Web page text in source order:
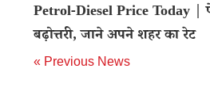
Petrol-Diesel Price Today |
बढ़ोत्तरी, जाने अपने शहर का रेट
« Previous News